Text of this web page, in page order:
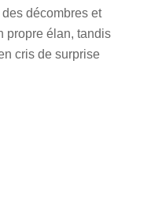
décombres et
propre élan, tandis
cris de surprise